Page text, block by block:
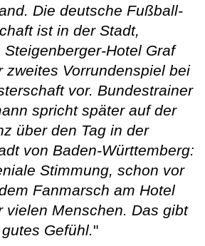
Die deutsche Fußball-
ist in der Stadt,
Hotel Graf
zweites Vorrundenspiel bei
vor. Bundestrainer
spricht später auf der
über den Tag in der
von Baden-Württemberg:
Stimmung, schon vor
Fanmarsch am Hotel
vielen Menschen. Das gibt
Gefühl."